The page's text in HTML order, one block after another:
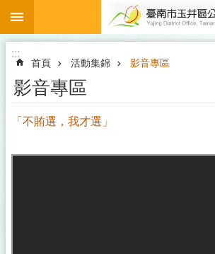
跳到主要內容區塊
:::
首頁 活動集錦 影音專區
影音專區
「不賄選，我才選」